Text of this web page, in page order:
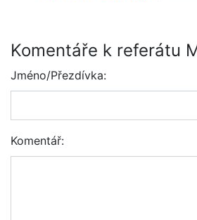
Komentáře k referátu
Jméno/Přezdívka:
Komentář: